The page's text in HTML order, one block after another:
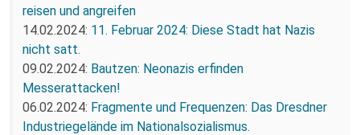
reisen und angreifen
14.02.2024: 11. Februar 2024: Diese Stadt hat Nazis
nicht satt.
09.02.2024: Bautzen: Neonazis erfinden
Messerattacken!
06.02.2024: Fragmente und Frequenzen: Das Dresdner
Industriegelände im Nationalsozialismus.